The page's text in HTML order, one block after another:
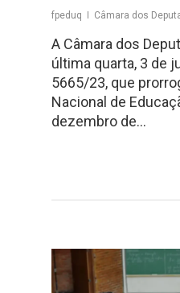
fpeduq Câmara dos
A Câmara dos
última quarta, 3 de
5665/23, que
Nacional de
dezembro de…